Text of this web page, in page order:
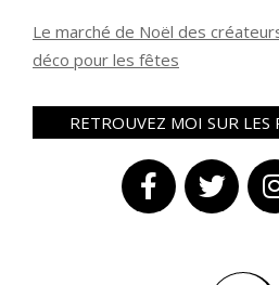
Le marché de Noël des
déco pour les fêtes
RETROUVEZ MOI SUR LES